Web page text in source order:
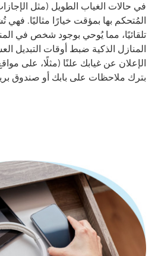
في حالات الغياب الطويل (مثل
المُتحكم بها بمؤقت خيارًا مثاليًا.
تلقائيًا، مما يُوحي بوجود شخص في
المنازل الذكية ضبط أوقات التبديل
الإعلان عن غيابك علنًا (مثلًا، على
بترك ملاحظات على بابك أو صندوق